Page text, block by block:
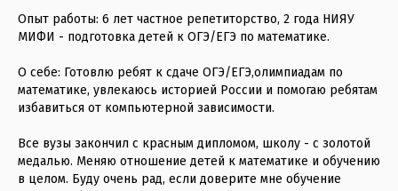
Опыт работы: 6 лет частное репетиторство, 2 года НИЯУ
МИФИ - подготовка детей к ОГЭ/ЕГЭ по математике.
О себе: Готовлю ребят к сдаче ОГЭ/ЕГЭ,олимпиадам по
математике, увлекаюсь историей России и помогаю ребятам
избавиться от компьютерной зависимости.
Все вузы закончил с красным дипломом, школу - с золотой
медалью. Меняю отношение детей к математике и обучению
в целом. Буду очень рад, если доверите мне обучение